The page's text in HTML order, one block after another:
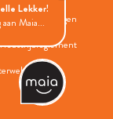
instellingen
Lekker!
aan Maia...